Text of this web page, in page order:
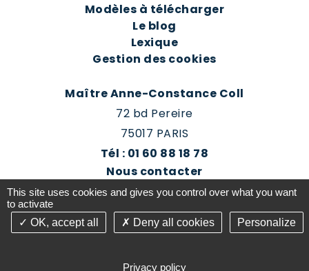
Modèles à télécharger
Le blog
Lexique
Gestion des cookies
Maître Anne-Constance Coll
72 bd Pereire
75017 PARIS
Tél : 01 60 88 18 78
Nous contacter
Prendre rendez-vous
This site uses cookies and gives you control over what you want
to activate
OK, accept all
Deny all cookies Personalize
Privacy policy